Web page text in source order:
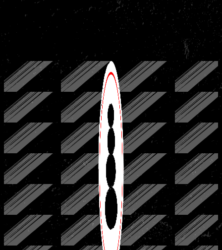
Bij Nakama Gym kun je trainen op een IPF approved ER
equipment combo rack en squat rack. Ook kun je gebruik maken
van de gekalibreerde Eleiko plates.
Alle powerlift equipment is IPF approved, inclusief